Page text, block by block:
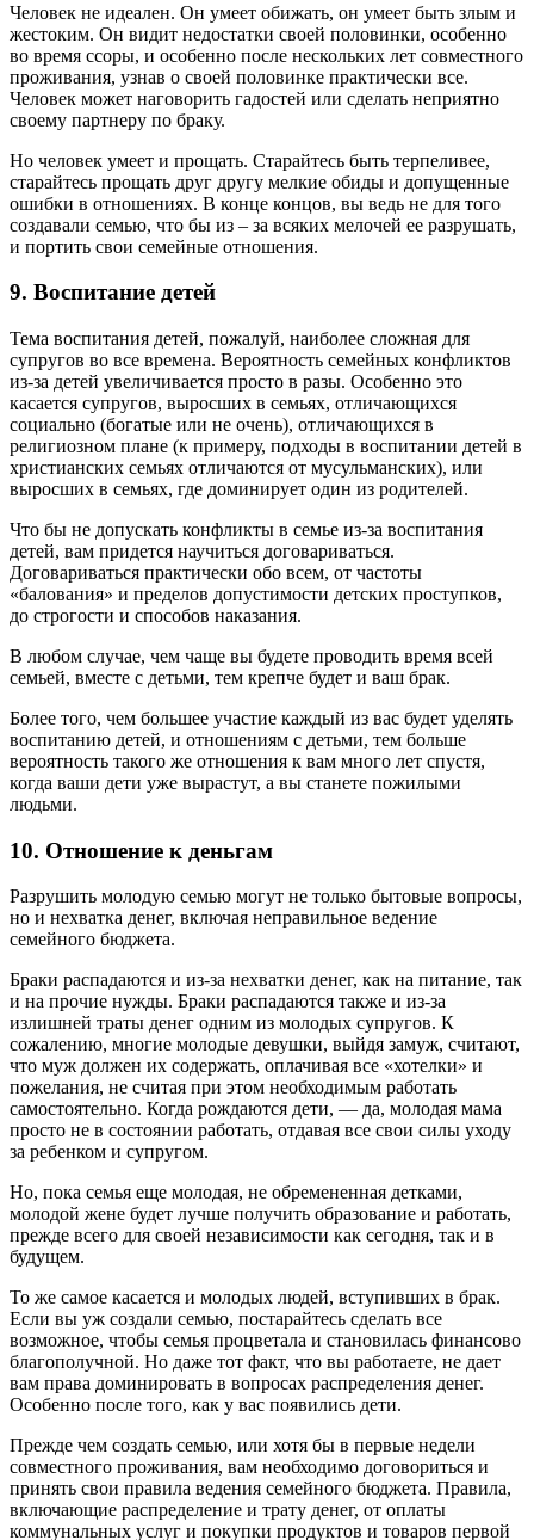
Человек не идеален. Он умеет обижать, он умеет быть злым и
жестоким. Он видит недостатки своей половинки, особенно
во время ссоры, и особенно после нескольких лет совместного
проживания, узнав о своей половинке практически все.
Человек может наговорить гадостей или сделать неприятно
своему партнеру по браку.
Но человек умеет и прощать. Старайтесь быть терпеливее,
старайтесь прощать друг другу мелкие обиды и допущенные
ошибки в отношениях. В конце концов, вы ведь не для того
создавали семью, что бы из – за всяких мелочей ее разрушать,
и портить свои семейные отношения.
9. Воспитание детей
Тема воспитания детей, пожалуй, наиболее сложная для
супругов во все времена. Вероятность семейных конфликтов
из-за детей увеличивается просто в разы. Особенно это
касается супругов, выросших в семьях, отличающихся
социально (богатые или не очень), отличающихся в
религиозном плане (к примеру, подходы в воспитании детей в
христианских семьях отличаются от мусульманских), или
выросших в семьях, где доминирует один из родителей.
Что бы не допускать конфликты в семье из-за воспитания
детей, вам придется научиться договариваться.
Договариваться практически обо всем, от частоты
«балования» и пределов допустимости детских проступков,
до строгости и способов наказания.
В любом случае, чем чаще вы будете проводить время всей
семьей, вместе с детьми, тем крепче будет и ваш брак.
Более того, чем большее участие каждый из вас будет уделять
воспитанию детей, и отношениям с детьми, тем больше
вероятность такого же отношения к вам много лет спустя,
когда ваши дети уже вырастут, а вы станете пожилыми
людьми.
10. Отношение к деньгам
Разрушить молодую семью могут не только бытовые вопросы,
но и нехватка денег, включая неправильное ведение
семейного бюджета.
Браки распадаются и из-за нехватки денег, как на питание, так
и на прочие нужды. Браки распадаются также и из-за
излишней траты денег одним из молодых супругов. К
сожалению, многие молодые девушки, выйдя замуж, считают,
что муж должен их содержать, оплачивая все «хотелки» и
пожелания, не считая при этом необходимым работать
самостоятельно. Когда рождаются дети, — да, молодая мама
просто не в состоянии работать, отдавая все свои силы уходу
за ребенком и супругом.
Но, пока семья еще молодая, не обремененная детками,
молодой жене будет лучше получить образование и работать,
прежде всего для своей независимости как сегодня, так и в
будущем.
То же самое касается и молодых людей, вступивших в брак.
Если вы уж создали семью, постарайтесь сделать все
возможное, чтобы семья процветала и становилась финансово
благополучной. Но даже тот факт, что вы работаете, не дает
вам права доминировать в вопросах распределения денег.
Особенно после того, как у вас появились дети.
Прежде чем создать семью, или хотя бы в первые недели
совместного проживания, вам необходимо договориться и
принять свои правила ведения семейного бюджета. Правила,
включающие распределение и трату денег, от оплаты
коммунальных услуг и покупки продуктов и товаров первой